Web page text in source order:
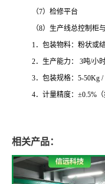
（7）检修平台
（8）生产线总控制柜与
1．包装物料：粉状或结
2．生产能力： 3吨/小时
3．包装规格：5-50Kg /
4．计量精度：±0.5%（
相关产品：